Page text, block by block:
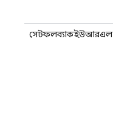
সেটফলব্যাকইউআরএল